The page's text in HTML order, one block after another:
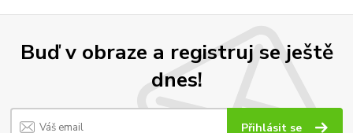
Buď v obraze a registruj se ještě
dnes!
Přihlásit se